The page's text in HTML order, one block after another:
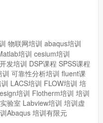
物联网培训 abaqus培训
培训 cesium培训
发培训 DSP课程 SPSS课程
训 可靠性分析培训 fluent课
LACS培训 FLOW培训 培
培训 Flotherm培训 培训
验室 Labview培训 培训虚
Abaqus 培训有限元